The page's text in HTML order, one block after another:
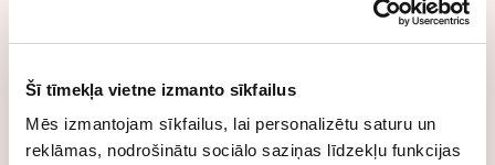
Šī tīmekļa vietne izmanto sīkfailus
Mēs izmantojam sīkfailus, lai personalizētu saturu un
reklāmas, nodrošinātu sociālo saziņas līdzekļu funkcijas
Pasūtītāji var uzticēties mūsu ekspertu norādījumiem visā
dzīves ciklā: sākot no projektēšanas un būvniecības
projektiem, tehniskās un rūpnieciskās uzturēšanas, objektu
apsaimniekošanas, kā arī konsultāciju pakalpojumiem.